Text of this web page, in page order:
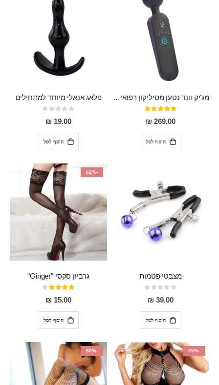
מג'יק וונד נטען מסיליקון רפואי חזק בעל 12 מצבי רטט ו6 מהירויות שונות ROMI
דירוג:
93%
269.00 ₪
הוסף לסל
פלאג אנאלי מיוחד למתחילים
Rating:
0%
19.00 ₪
הוסף לסל
מצבטי פטמות
Rating:
0%
39.00 ₪
הוסף לסל
-62%
גרביון סקסי "Ginger"
דירוג:
80%
15.00 ₪
הוסף לסל
-25%
-80%